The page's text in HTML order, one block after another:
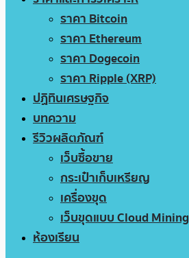
ราคา Bitcoin
ราคา Ethereum
ราคา Dogecoin
ราคา Ripple (XRP)
ปฏิทินเศรษฐกิจ
บทความ
รีวิวผลิตภัณฑ์
เว็บซื้อขาย
กระเป๋าเก็บเหรียญ
เครื่องขุด
เว็บขุดแบบ Cloud Mining
ห้องเรียน